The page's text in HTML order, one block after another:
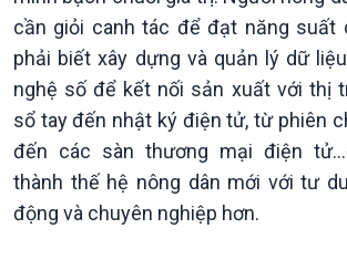
thương mại
Tìm hiểu
Nam
Xã hội
Tin Đời sống & Xã hội
Khoa học
cần giỏi canh tác để đạt năng suất
phải biết xây dựng và quản lý dữ
nghệ số để kết nối sản xuất với thị
sổ tay đến nhật ký điện tử, từ phiên
đến các sàn thương mại điện
thành thế hệ nông dân mới với tư
động và chuyên nghiệp hơn.